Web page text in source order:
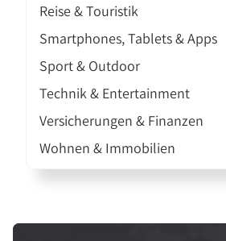
Reise & Touristik
Smartphones, Tablets & Apps
Sport & Outdoor
Technik & Entertainment
Versicherungen & Finanzen
Wohnen & Immobilien